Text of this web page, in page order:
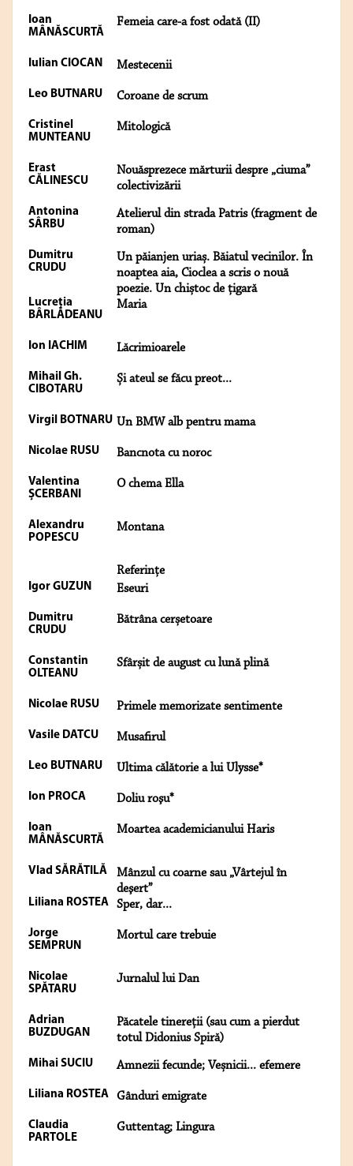
Ioan
MÂNĂSCURTĂ
Femeia care-a fost odată (II)
Iulian CIOCAN Mestecenii
Leo BUTNARU Coroane de scrum
Cristinel
MUNTEANU
Mitologică
Erast
CĂLINESCU
Nouăsprezece mărturii despre „ciuma”
colectivizării
Antonina
SÂRBU
Atelierul din strada Patris (fragment de
roman)
Dumitru
CRUDU
Un păianjen uriaș. Băiatul vecinilor. În
noaptea aia, Cioclea a scris o nouă
poezie. Un chiștoc de țigară
Lucreția
BÂRLĂDEANU
Maria
Ion IACHIM Lăcrimioarele
Mihail Gh.
CIBOTARU
Și ateul se făcu preot...
Virgil BOTNARU Un BMW alb pentru mama
Nicolae RUSU Bancnota cu noroc
Valentina
ȘCERBANI
O chema Ella
Alexandru
POPESCU
Montana
Referințe
Igor GUZUN Eseuri
Dumitru
CRUDU
Bătrâna cerșetoare
Constantin
OLTEANU
Sfârșit de august cu lună plină
Nicolae RUSU Primele memorizate sentimente
Vasile DATCU Musafirul
Leo BUTNARU Ultima călătorie a lui Ulysse*
Ion PROCA Doliu roşu*
Ioan
MÂNĂSCURTĂ
Moartea academicianului Haris
Vlad SĂRĂTILĂ
Mânzul cu coarne sau „Vârtejul în
deşert”
Liliana ROSTEA Sper, dar...
Jorge
SEMPRUN
Mortul care trebuie
Nicolae
SPĂTARU
Jurnalul lui Dan
Adrian
BUZDUGAN
Păcatele tinereții (sau cum a pierdut
totul Didonius Spiră)
Mihai SUCIU Amnezii fecunde; Veșnicii... efemere
Liliana ROSTEA Gânduri emigrate
Claudia
PARTOLE
Guttentag; Lingura